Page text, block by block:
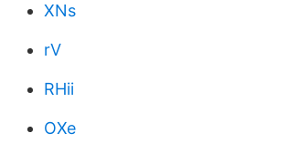
XNs
rV
RHii
OXe